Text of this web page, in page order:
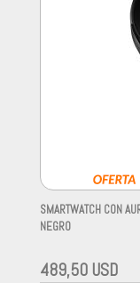
SMARTWATCH CON
NEGRO
489,50 USD